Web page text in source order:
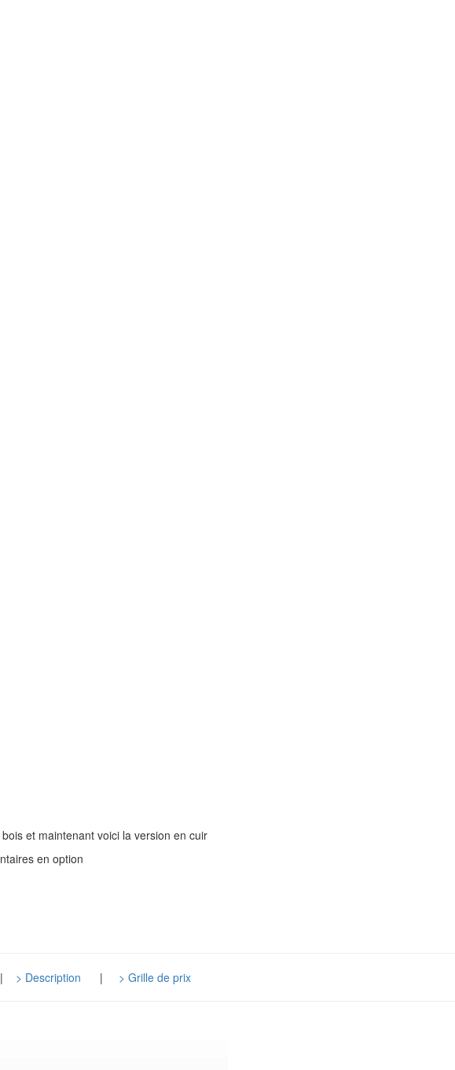
et maintenant voici la version en cuir
en option
> Description | > Grille de prix